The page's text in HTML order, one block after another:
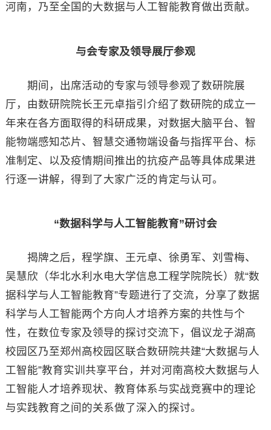
河南，乃至全国的大数据与人工智能教育做出贡献。
与会专家及领导展厅参观
期间，出席活动的专家与领导参观了数研院展
厅，由数研院院长王元卓指引介绍了数研院的成立一
年来在各方面取得的科研成果，对数据大脑平台、智
能物端感知芯片、智慧交通物端设备与指挥平台、标
准制定、以及疫情期间推出的抗疫产品等具体成果进
行逐一讲解，得到了大家广泛的肯定与认可。
“数据科学与人工智能教育”研讨会
揭牌之后，程学旗、王元卓、徐勇军、刘雪梅、
吴慧欣（华北水利水电大学信息工程学院院长）就“数
据科学与人工智能教育”专题进行了交流，分享了数据
科学与人工智能两个方向人才培养方案的共性与个
性，在数位专家及领导的探讨交流下，倡议龙子湖高
校园区乃至郑州高校园区联合数研院共建“大数据与人
工智能”教育实训共享平台，并对河南高校大数据与人
工智能人才培养现状、教育体系与实战竞赛中的理论
与实践教育之间的关系做了深入的探讨。